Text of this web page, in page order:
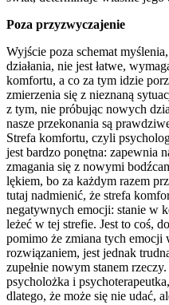
Poza przyzwyczajenie
Wyjście poza schemat
działania, nie jest łatwe,
komfortu, a co za tym idzie
zmierzenia się z nieznaną
z tym, nie próbując nowych
nasze przekonania są
Strefa komfortu, czyli
jest bardzo ponętna: zapewnia
zmagania się z nowymi
lękiem, bo za każdym razem
tutaj nadmienić, że strefa
negatywnych emocji: stanie w
leżeć w tej strefie. Jest to coś,
pomimo że zmiana tych emocji
rozwiązaniem, jest jednak
zupełnie nowym stanem
psycholożka i
dlatego, że może się nie udać,